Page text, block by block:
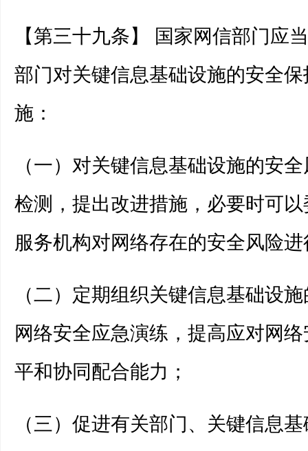
【第三十九条】 国家网信部门应
部门对关键信息基础设施的安全
施：
（一）对关键信息基础设施的安
检测，提出改进措施，必要时可
服务机构对网络存在的安全风险
（二）定期组织关键信息基础设
网络安全应急演练，提高应对网
平和协同配合能力；
（三）促进有关部门、关键信息